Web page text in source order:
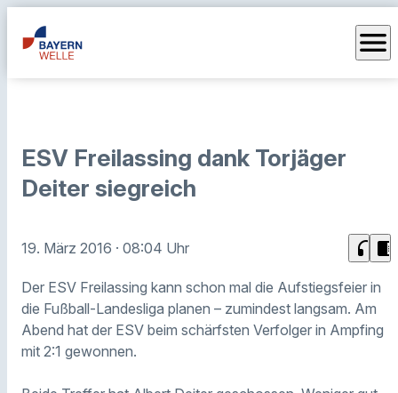
menu
ESV Freilassing dank Torjäger
Deiter siegreich
19. März 2016 · 08:04 Uhr headphones chrome_reader_mode
Der ESV Freilassing kann schon mal die Aufstiegsfeier in
die Fußball-Landesliga planen – zumindest langsam. Am
Abend hat der ESV beim schärfsten Verfolger in Ampfing
mit 2:1 gewonnen.